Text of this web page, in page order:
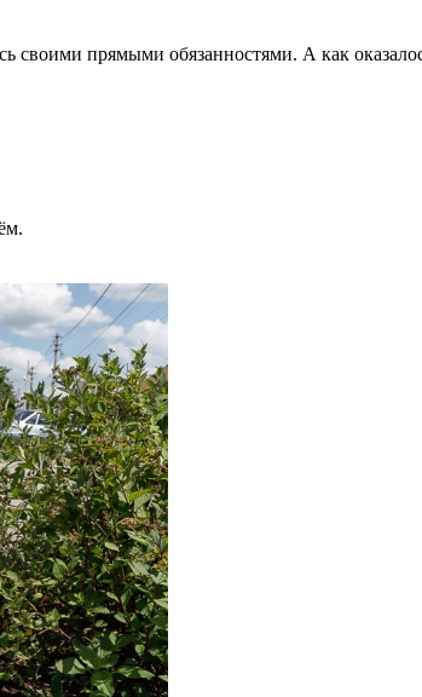
своими прямыми обязанностями. А как